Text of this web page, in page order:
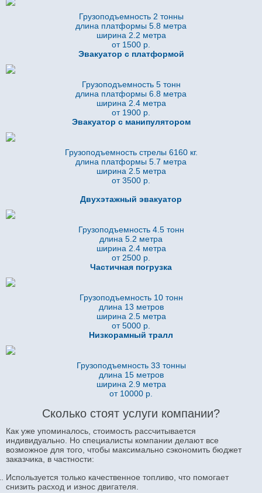
Грузоподъемность 2 тонны
длина платформы 5.8 метра
ширина 2.2 метра
от 1500 р.
Эвакуатор с платформой
Грузоподъемность 5 тонн
длина платформы 6.8 метра
ширина 2.4 метра
от 1900 р.
Эвакуатор с манипулятором
Грузоподъемность стрелы 6160 кг.
длина платформы 5.7 метра
ширина 2.5 метра
от 3500 р.
Двухэтажный эвакуатор
Грузоподъемность 4.5 тонн
длина 5.2 метра
ширина 2.4 метра
от 2500 р.
Частичная погрузка
Грузоподъемность 10 тонн
длина 13 метров
ширина 2.5 метра
от 5000 р.
Низкорамный тралл
Грузоподъемность 33 тонны
длина 15 метров
ширина 2.9 метра
от 10000 р.
Сколько стоят услуги компании?
Как уже упоминалось, стоимость рассчитывается
индивидуально. Но специалисты компании делают все
возможное для того, чтобы максимально сэкономить бюджет
заказчика, в частности:
Используется только качественное топливо, что помогает
снизить расход и износ двигателя.